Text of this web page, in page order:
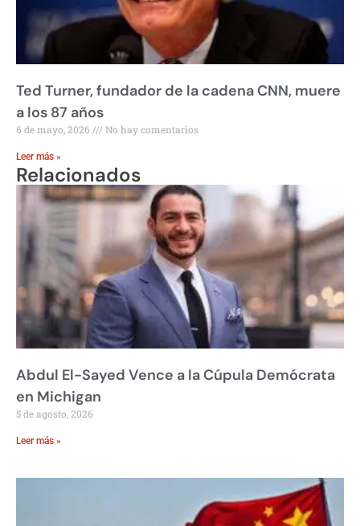
Ted Turner, fundador de la cadena CNN, muere
a los 87 años
6 de mayo, 2026 No hay comentarios
Leer más »
Relacionados
Abdul El-Sayed Vence a la Cúpula Demócrata
en Michigan
5 de agosto, 2026
Leer más »